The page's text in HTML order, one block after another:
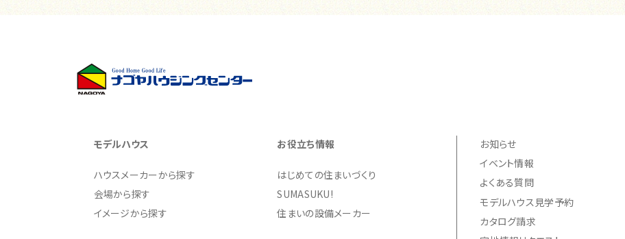
モデルハウス
ハウスメーカーから探す
会場から探す
イメージから探す
お役立ち情報
はじめての住まいづくり
SUMASUKU!
住まいの設備メーカー
お知らせ
イベント情報
よくある質問
モデルハウス見学予約
カタログ請求